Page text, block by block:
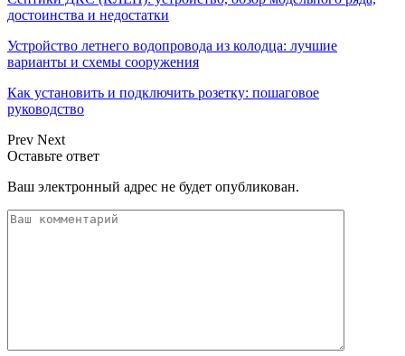
достоинства и недостатки
Устройство летнего водопровода из колодца: лучшие
варианты и схемы сооружения
Как установить и подключить розетку: пошаговое
руководство
Prev Next
Оставьте ответ
Ваш электронный адрес не будет опубликован.